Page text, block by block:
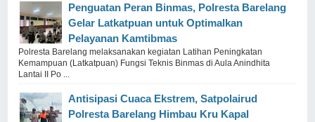
Penguatan Peran Binmas, Polresta Barelang
Gelar Latkatpuan untuk Optimalkan
Pelayanan Kamtibmas
Polresta Barelang melaksanakan kegiatan Latihan Peningkatan
Kemampuan (Latkatpuan) Fungsi Teknis Binmas di Aula Anindhita
Lantai II Po ...
Antisipasi Cuaca Ekstrem, Satpolairud
Polresta Barelang Himbau Kru Kapal